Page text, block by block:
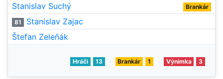
Stanislav Suchý Brankár
81
Stanislav Zajac
Štefan Zeleňák
Hráči 13 Brankár 1 Výnimka 3